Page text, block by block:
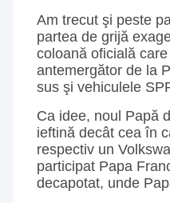
Am trecut şi peste
partea de grijă
coloană oficială
antemergător de la
sus şi vehiculele
Ca idee, noul Papă
ieftină decât cea în
respectiv un
participat Papa
decapotat, unde